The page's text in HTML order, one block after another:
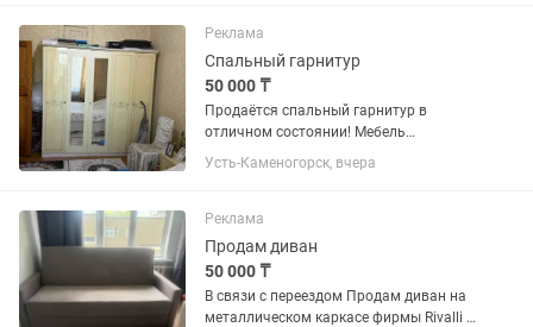
Реклама
Спальный гарнитур
50 000 ₸
Продаётся спальный гарнитур в
отличном состоянии! Мебель
использовалась аккуратно, бережно,
без повреждений. В комплект входит: •
размером 2,90 × 2,00 м •
Ортопедический...
Усть-Каменогорск, вчера
Реклама
Продам диван
50 000 ₸
В связи с переездом Продам диван на
металлическом каркасе фирмы Rivalli В